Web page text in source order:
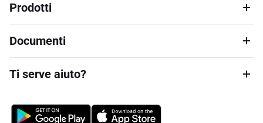
Prodotti
Documenti
Ti serve aiuto?